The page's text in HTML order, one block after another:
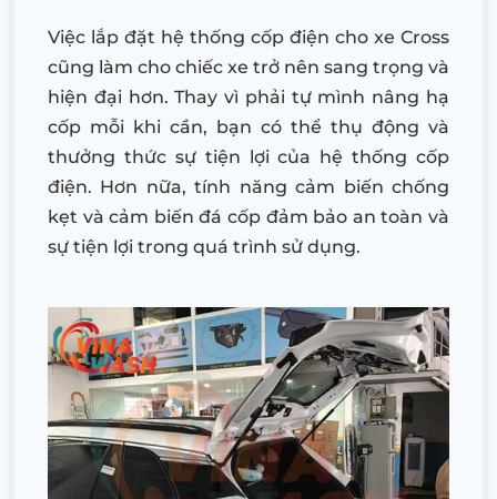
Việc lắp đặt hệ thống cốp điện cho xe Cross
cũng làm cho chiếc xe trở nên sang trọng và
hiện đại hơn. Thay vì phải tự mình nâng hạ
cốp mỗi khi cần, bạn có thể thụ động và
thưởng thức sự tiện lợi của hệ thống cốp
điện. Hơn nữa, tính năng cảm biến chống
kẹt và cảm biến đá cốp đảm bảo an toàn và
sự tiện lợi trong quá trình sử dụng.